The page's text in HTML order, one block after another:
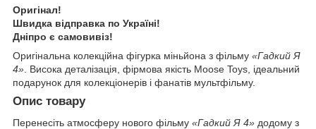
Оригінал!
Швидка відправка по Україні!
Дніпро є самовивіз!
Оригінальна колекційна фігурка міньйона з фільму «Гадкий Я
4» . Висока деталізація, фірмова якість Moose Toys, ідеальний
подарунок для колекціонерів і фанатів мультфільму.
Опис товару
Перенесіть атмосферу нового фільму «Гадкий Я 4» додому з